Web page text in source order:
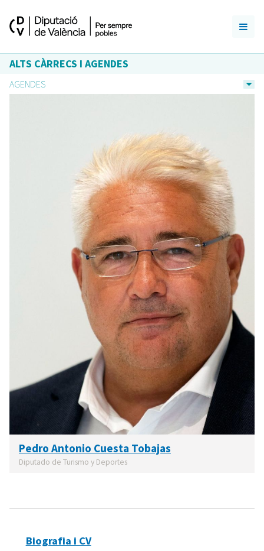
ALTS CÀRRECS I AGENDES
AGENDES
Pedro Antonio Cuesta Tobajas
Diputado de Turismo y Deportes
Biografia i CV